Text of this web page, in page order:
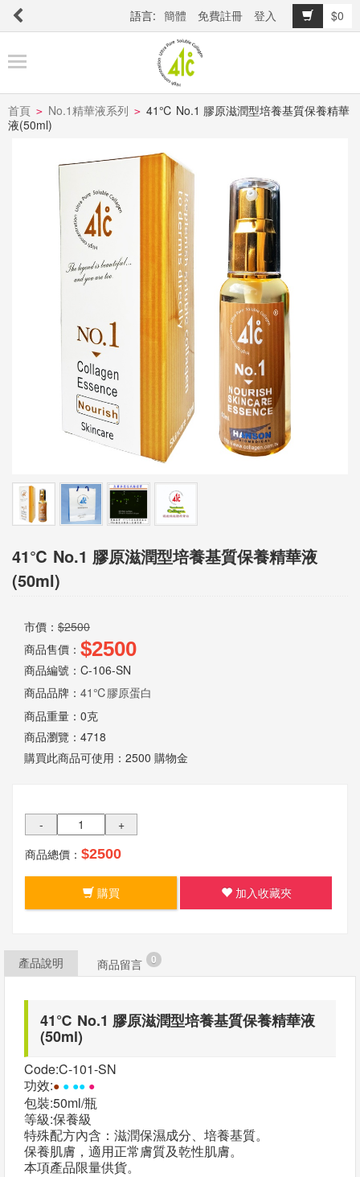
語言: 簡體 免費註冊 登入
$0
品
窗
地
購
物
明
首頁 > No.1精華液系列 > 41℃ No.1 膠原滋潤型培養基質保養精華
液(50ml)
41℃ No.1 膠原滋潤型培養基質保養精華液
(50ml)
市價： $2500
商品售價： $2500
商品編號：C-106-SN
商品品牌： 41℃膠原蛋白
商品重量： 0克
商品瀏覽： 4718
購買此商品可使用： 2500 購物金
-
+
商品總價： $2500
購買 加入收藏夾
產品說明 商品留言 0
41℃ No.1 膠原滋潤型培養基質保養精華液
(50ml)
Code:C-101-SN
功效:● ● ●● ●
包裝:50ml/瓶
等級:保養級
特殊配方內含：滋潤保濕成分、培養基質。
保養肌膚，適用正常膚質及乾性肌膚。
本項產品限量供貨。